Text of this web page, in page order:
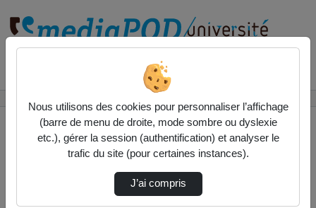
Contactez nous
Nous utilisons des cookies pour personnaliser l’affichage
(barre de menu de droite, mode sombre ou dyslexie
etc.), gérer la session (authentification) et analyser le
trafic du site (pour certaines instances).
J’ai compris